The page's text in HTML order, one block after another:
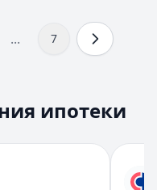
... 7
ипотеки